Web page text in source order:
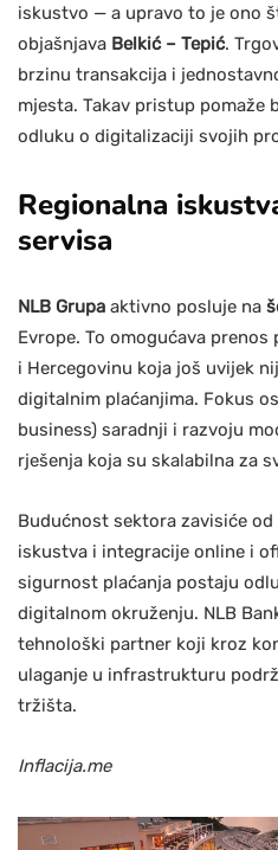
iskustvo — a upravo to je ono
objašnjava Belkić – Tepić.
brzinu transakcija i
mjesta. Takav pristup pomaže
odluku o digitalizaciji svojih
Regionalna
servisa
NLB Grupa aktivno posluje na
Evrope. To omogućava
i Hercegovinu koja još uvijek
digitalnim plaćanjima. Fokus
business) saradnji i razvoju
rješenja koja su skalabilna za
Budućnost sektora zavisiće
iskustva i integracije online i
sigurnost plaćanja postaju
digitalnom okruženju. NLB
tehnološki partner koji kroz
ulaganje u infrastrukturu
tržišta.
Inflacija.me